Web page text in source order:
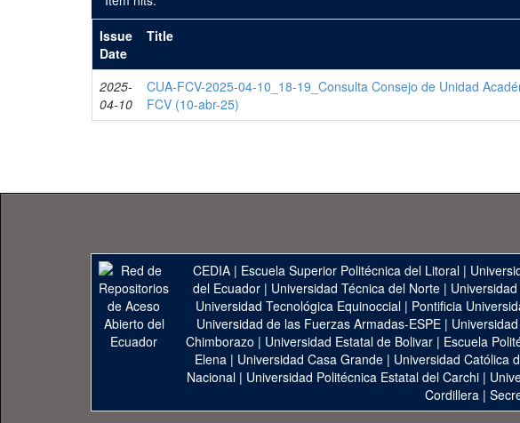
Issue
Date
Title
2025-
04-10
CUA-FCV-2025-04-10_18-19_Consulta Consejo de Unidad
FCV (10-abr-25)
CEDIA | Escuela Superior Politécnica del Litoral |
del Ecuador| Universidad Técnica del Norte|
Universidad Tecnológica Equinoccial| Pontificia
Universidad de las Fuerzas Armadas-ESPE |
Chimborazo | Universidad Estatal de Bolivar| Escuela
Elena | Universidad Casa Grande | Universidad Católica
Nacional | Universidad Politécnica Estatal del Carchi |
Cordillera|